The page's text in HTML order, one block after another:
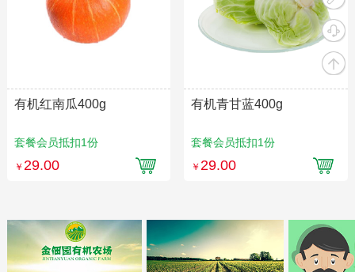
有机红南瓜400g
套餐会员抵扣1份
￥ 29.00
有机青甘蓝400g
套餐会员抵扣1份
￥ 29.00